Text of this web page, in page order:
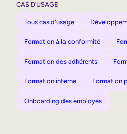
CAS D’USAGE
Tous cas d'usage
Formation à la conformité
Formation des adhérents
Formation interne Formation
Onboarding des employés